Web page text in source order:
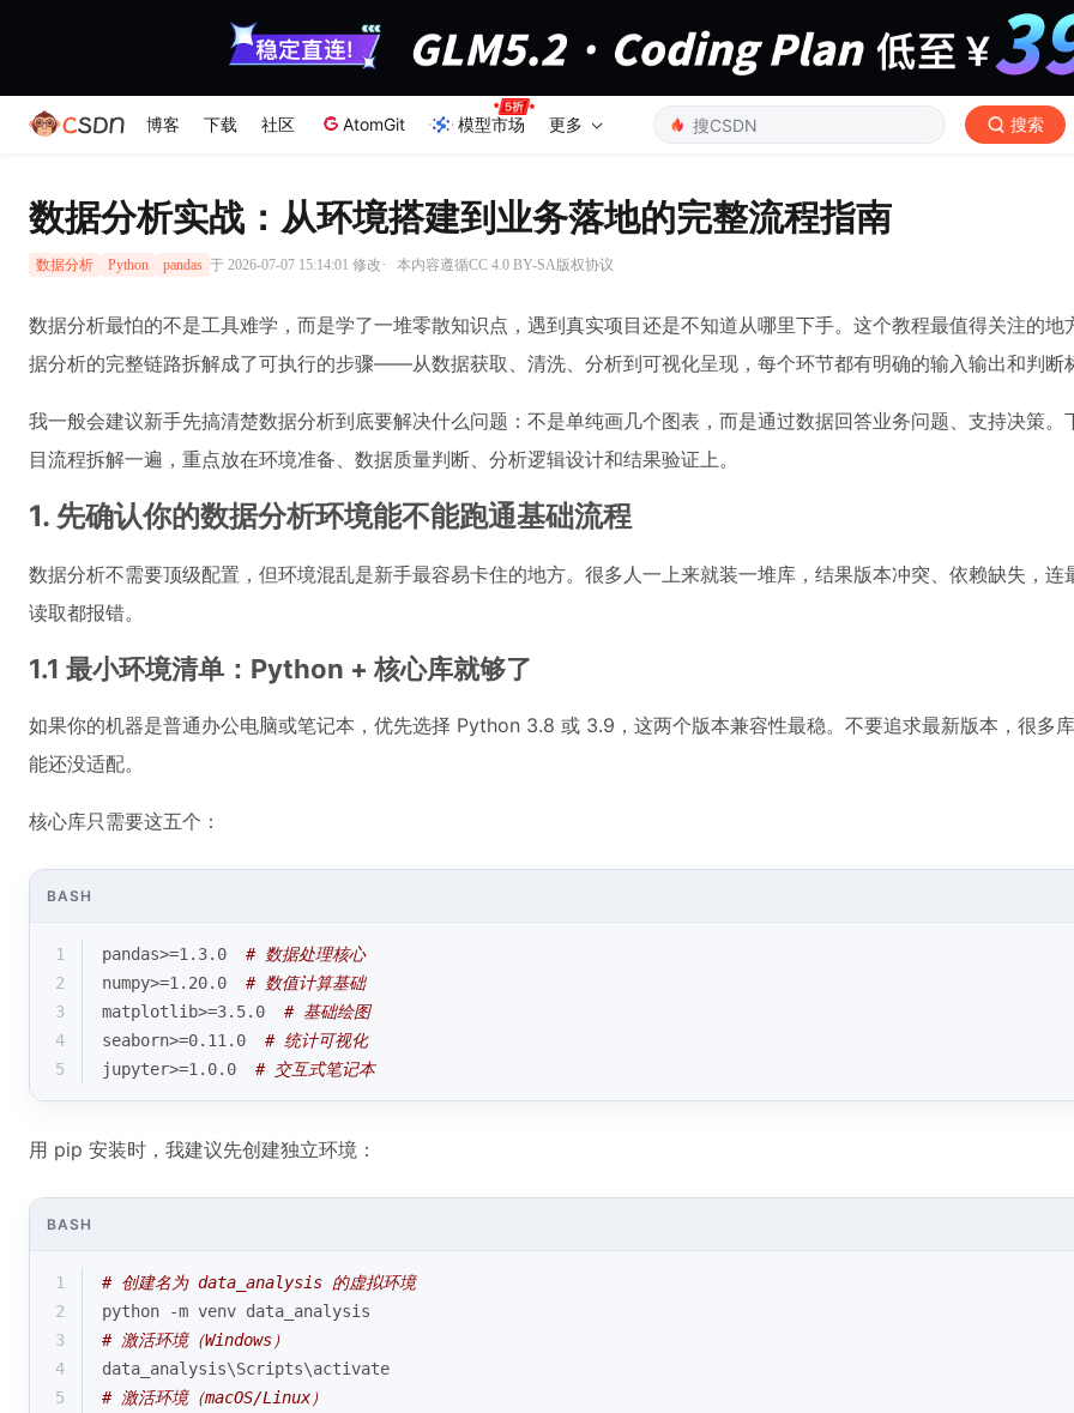
博客 下载 社区 AtomGit 模型市场 更多 搜索
数据分析实战：从环境搭建到业务落地的完整流程指南
数据分析 Python pandas 于 2026-07-07 15:14:01 修改· 本内容遵循CC 4.0 BY-SA版权协议
数据分析最怕的不是工具难学，而是学了一堆零散知识点，遇到真实项目还是不知道从哪里下手。这个教程最值得关注的地
据分析的完整链路拆解成了可执行的步骤——从数据获取、清洗、分析到可视化呈现，每个环节都有明确的输入输出和判断
我一般会建议新手先搞清楚数据分析到底要解决什么问题：不是单纯画几个图表，而是通过数据回答业务问题、支持决策。
目流程拆解一遍，重点放在环境准备、数据质量判断、分析逻辑设计和结果验证上。
1. 先确认你的数据分析环境能不能跑通基础流程
数据分析不需要顶级配置，但环境混乱是新手最容易卡住的地方。很多人一上来就装一堆库，结果版本冲突、依赖缺失，连
读取都报错。
1.1 最小环境清单：Python + 核心库就够了
如果你的机器是普通办公电脑或笔记本，优先选择 Python 3.8 或 3.9，这两个版本兼容性最稳。不要追求最新版本，很多
能还没适配。
核心库只需要这五个：
BASH
1 pandas>=1.3.0 # 数据处理核心
2
numpy>=1.20.0 # 数值计算基础
3
matplotlib>=3.5.0 # 基础绘图
4
seaborn>=0.11.0 # 统计可视化
5
jupyter>=1.0.0 # 交互式笔记本
用 pip 安装时，我建议先创建独立环境：
BASH
1
# 创建名为 data_analysis 的虚拟环境
2
python -m venv data_analysis
3
# 激活环境（Windows）
4
data_analysis\Scripts\activate
5
# 激活环境（macOS/Linux）